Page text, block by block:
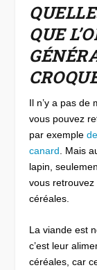
QUE
Il n’y a pas de
vous pouvez
par exemple
canard . Mais
lapin,
vous
céréales.
La viande est
c’est leur
céréales, car